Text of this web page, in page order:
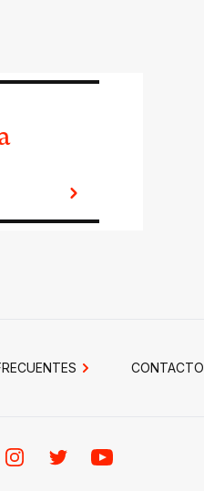
CONTACTO
InstagramTwitterYoutube